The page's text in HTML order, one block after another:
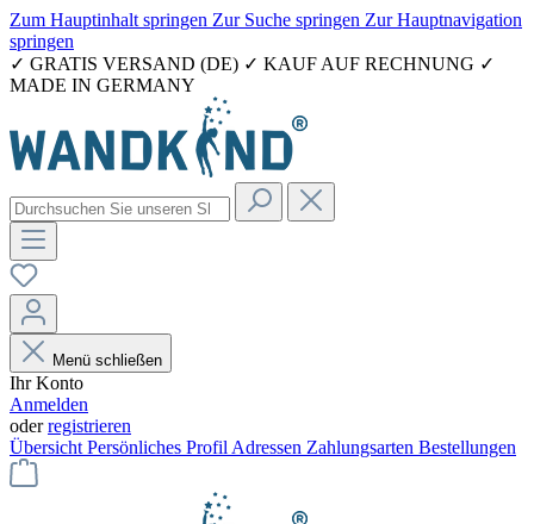
Zum Hauptinhalt springen Zur Suche springen Zur Hauptnavigation
springen
✓ GRATIS VERSAND (DE) ✓ KAUF AUF RECHNUNG ✓
MADE IN GERMANY
Menü schließen
Ihr Konto
Anmelden
oderregistrieren
Übersicht Persönliches Profil Adressen Zahlungsarten Bestellungen